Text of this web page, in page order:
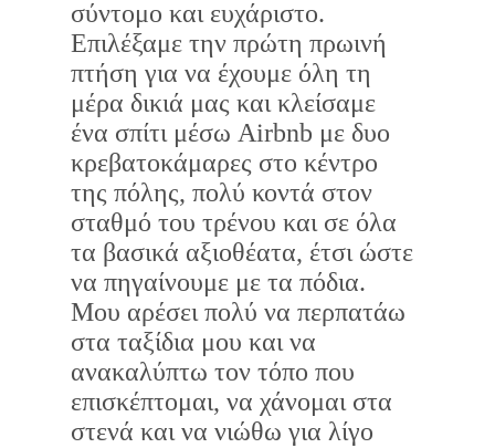
σύντομο και ευχάριστο.
Επιλέξαμε την πρώτη πρωινή
πτήση για να έχουμε όλη τη
μέρα δικιά μας και κλείσαμε
ένα σπίτι μέσω Airbnb με δυο
κρεβατοκάμαρες στο κέντρο
της πόλης, πολύ κοντά στον
σταθμό του τρένου και σε όλα
τα βασικά αξιοθέατα, έτσι ώστε
να πηγαίνουμε με τα πόδια.
Μου αρέσει πολύ να περπατάω
στα ταξίδια μου και να
ανακαλύπτω τον τόπο που
επισκέπτομαι, να χάνομαι στα
στενά και να νιώθω για λίγο